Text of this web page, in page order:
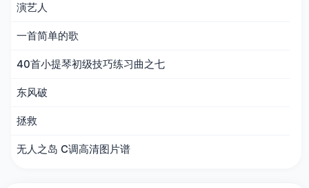
演艺人
一首简单的歌
40首小提琴初级技巧练习曲之七
东风破
拯救
无人之岛 C调高清图片谱